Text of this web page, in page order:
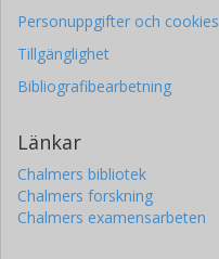
Personuppgifter och cookies
Tillgänglighet
Bibliografibearbetning
Länkar
Chalmers bibliotek
Chalmers forskning
Chalmers examensarbeten